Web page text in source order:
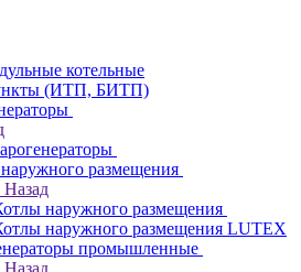
котельные
(ИТП, БИТП)
размещения
Назад
наружного размещения
наружного размещения LUTEX
промышленные
Назад